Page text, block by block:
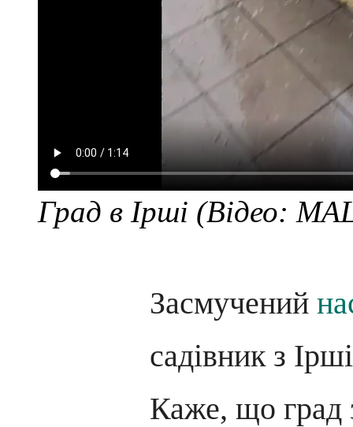
Град в Ірші (Відео:
Засмучений
садівник з
Каже, що